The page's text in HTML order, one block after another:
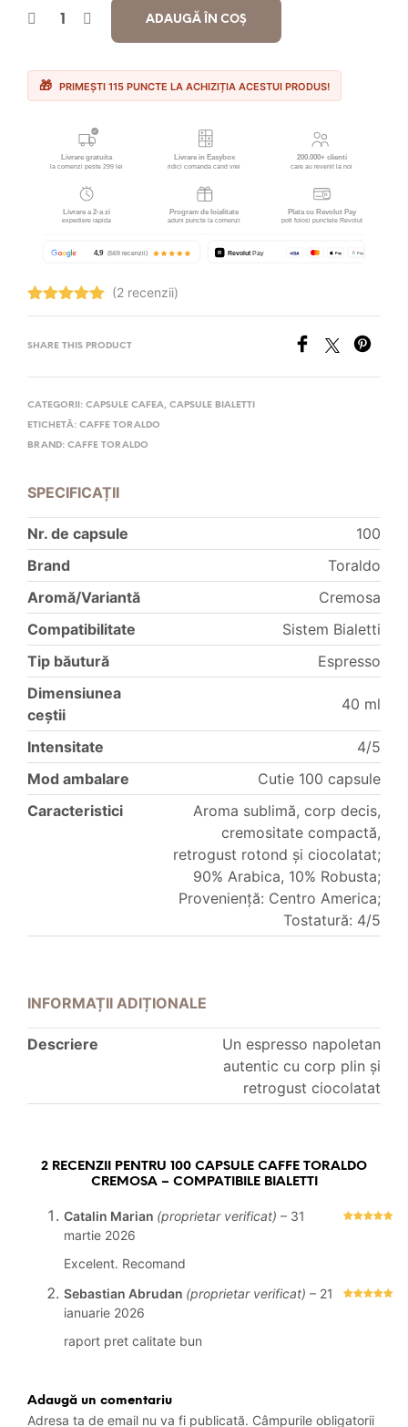
ADAUGĂ ÎN COȘ
PRIMEȘTI 115 PUNCTE LA ACHIZIȚIA ACESTUI PRODUS!
Evaluat la
din 5
(2 recenzii)
SHARE THIS PRODUCT
CATEGORII: CAPSULE CAFEA, CAPSULE BIALETTI
ETICHETĂ: CAFFE TORALDO
BRAND: CAFFE TORALDO
SPECIFICAȚII
Nr. de capsule
100
Brand
Toraldo
Aromă/Variantă
Cremosa
Compatibilitate
Sistem Bialetti
Tip băutură
Espresso
Dimensiunea
ceștii
40 ml
Intensitate
4/5
Mod ambalare
Cutie 100 capsule
Caracteristici
Aroma sublimă, corp decis,
cremositate compactă,
retrogust rotond și ciocolatat;
90% Arabica, 10% Robusta;
Proveniență: Centro America;
Tostatură: 4/5
INFORMAȚII ADIȚIONALE
Descriere
Un espresso napoletan
autentic cu corp plin și
retrogust ciocolatat
2 RECENZII PENTRU 100 CAPSULE CAFFE TORALDO
CREMOSA – COMPATIBILE BIALETTI
Catalin Marian (proprietar verificat) – 31
martie 2026
Excelent. Recomand
Sebastian Abrudan (proprietar verificat) – 21
ianuarie 2026
raport pret calitate bun
Adaugă un comentariu
Adresa ta de email nu va fi publicată. Câmpurile obligatorii